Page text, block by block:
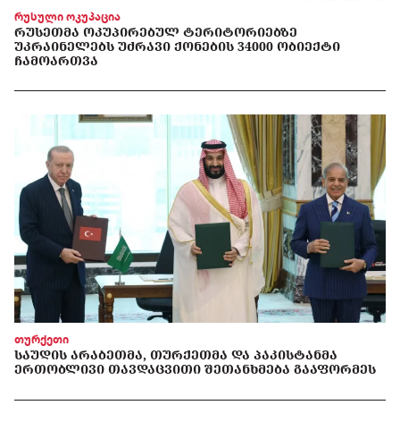
რუსული ოკუპაცია
ᲠᲣᲡᲔᲗᲛᲐ ᲝᲙᲣᲞᲘᲠᲔᲑᲣᲚ ᲢᲔᲠᲘᲢᲝᲠᲘᲔᲑᲖᲔ
ᲣᲙᲠᲐᲘᲜᲔᲚᲔᲑᲡ ᲣᲫᲠᲐᲕᲘ ᲥᲝᲜᲔᲑᲘᲡ 34000 ᲝᲑᲘᲔᲥᲢᲘ
ᲩᲐᲛᲝᲐᲠᲗᲕᲐ
თურქეთი
ᲡᲐᲣᲓᲘᲡ ᲐᲠᲐᲑᲔᲗᲛᲐ, ᲗᲣᲠᲥᲔᲗᲛᲐ ᲓᲐ ᲞᲐᲙᲘᲡᲢᲐᲜᲛᲐ
ᲔᲠᲗᲝᲑᲚᲘᲕᲘ ᲗᲐᲕᲓᲐᲪᲕᲘᲗᲘ ᲨᲔᲗᲐᲜᲮᲛᲔᲑᲐ ᲒᲐᲐᲤᲝᲠᲛᲔᲡ